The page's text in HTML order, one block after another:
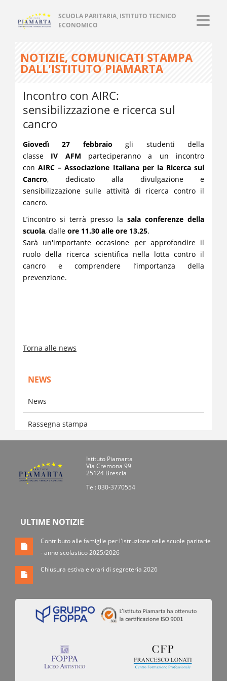
SCUOLA PARITARIA, ISTITUTO TECNICO
ECONOMICO
NOTIZIE, COMUNICATI STAMPA
DALL'ISTITUTO PIAMARTA
Incontro con AIRC:
sensibilizzazione e ricerca sul
cancro
Giovedì 27 febbraio gli studenti della
classe IV AFM parteciperanno a un incontro
conAIRC – Associazione Italiana per la Ricerca sul
Cancro, dedicato alla divulgazione e
sensibilizzazione sulle attività di ricerca contro il
cancro.
L’incontro si terrà presso la sala conferenze della
scuola, dalle ore 11.30 alle ore 13.25.
Sarà un'importante occasione per approfondire il
ruolo della ricerca scientifica nella lotta contro il
cancro e comprendere l’importanza della
prevenzione.
Torna alle news
NEWS
News
Rassegna stampa
Istituto Piamarta
Via Cremona 99
25124 Brescia
Tel: 030-3770554
ULTIME NOTIZIE
Contributo alle famiglie per l'istruzione nelle scuole paritarie
- anno scolastico 2025/2026
Chiusura estiva e orari di segreteria 2026